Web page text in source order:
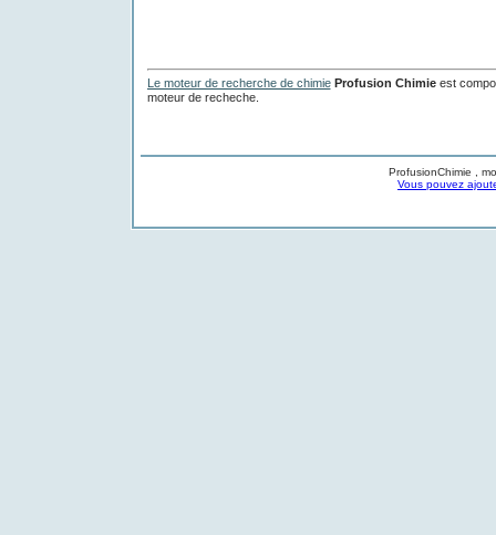
Le moteur de recherche de chimie Profusion Chimieest
moteur de recheche.
ProfusionChimie ,
Vous pouvez